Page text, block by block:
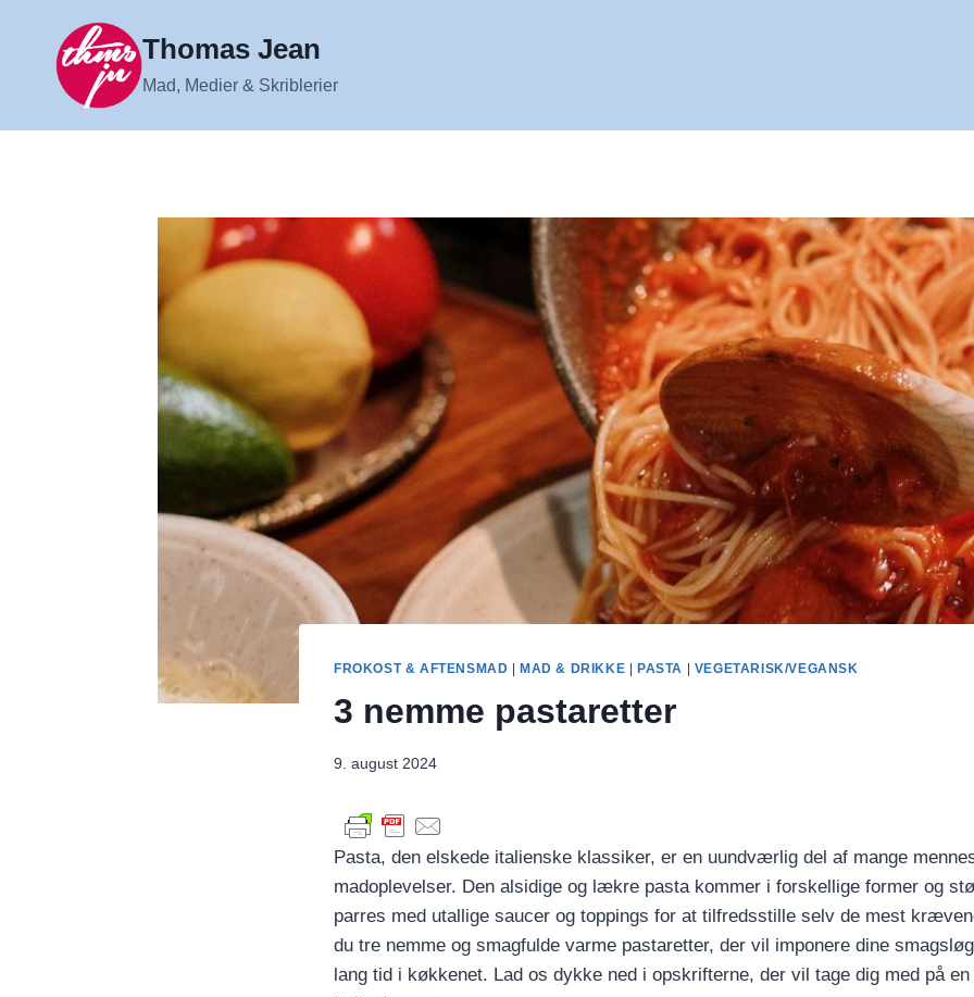
indhold
Thomas Jean
Mad, Medier & Skriblerier
FROKOST & AFTENSMAD |MAD & DRIKKE |PASTA | VEGETARISK/VEGANSK
3 nemme pastaretter
9. august 2024
Pasta, den elskede italienske klassiker, er en uundværlig del af mange
madoplevelser. Den alsidige og lækre pasta kommer i forskellige former og
parres med utallige saucer og toppings for at tilfredsstille selv de mest
du tre nemme og smagfulde varme pastaretter, der vil imponere dine
lang tid i køkkenet. Lad os dykke ned i opskrifterne, der vil tage dig med på